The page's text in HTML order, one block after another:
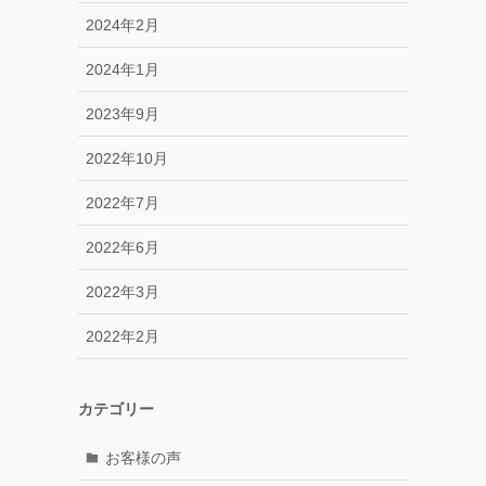
2024年2月
2024年1月
2023年9月
2022年10月
2022年7月
2022年6月
2022年3月
2022年2月
カテゴリー
お客様の声